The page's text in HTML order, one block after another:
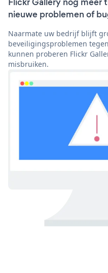
nieuwe problemen of
Naarmate uw bedrijf blijft
beveiligingsproblemen
kunnen proberen Flickr
misbruiken.